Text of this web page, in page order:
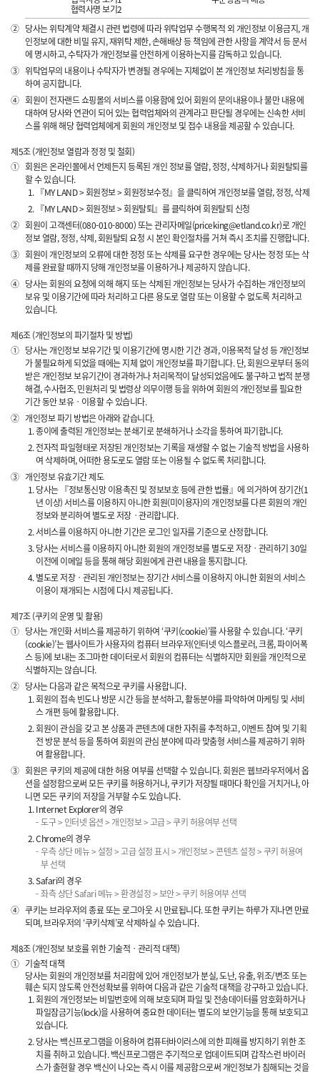
협력사명 보기2
② 당사는 위탁계약 체결시 관련 법령에 따라 위탁업무 수행목적 외 개인정보 이용금지, 개
인정보에 대한 비밀 유지, 재위탁 제한, 손해배상 등 책임에 관한 사항을 계약서 등 문서
에 명시하고, 수탁자가 개인정보를 안전하게 이용하는지를 감독하고 있습니다.
③ 위탁업무의 내용이나 수탁자가 변경될 경우에는 지체없이 본 개인정보 처리방침을 통
하여 공지합니다.
④ 회원이 전자랜드 쇼핑몰의 서비스를 이용함에 있어 회원의 문의내용이나 불만 내용에
대하여 당사와 연관이 되어 있는 협력업체와의 관계라고 판단될 경우에는 신속한 서비
스를 위해 해당 협력업체에게 회원의 개인정보 및 접수 내용을 제공할 수 있습니다.
제5조 (개인정보 열람과 정정 및 철회)
① 회원은 온라인몰에서 언제든지 등록된 개인 정보를 열람, 정정, 삭제하거나 회원탈퇴를
할 수 있습니다.
『MY LAND > 회원정보 > 회원정보수정』을 클릭하여 개인정보를 열람, 정정, 삭제
『MY LAND > 회원정보 > 회원탈퇴』를 클릭하여 회원탈퇴 신청
② 회원이 고객센터(080-010-8000) 또는 관리자메일(priceking@etland.co.kr)로 개인
정보 열람, 정정, 삭제, 회원탈퇴 요청 시 본인 확인절차를 거쳐 즉시 조치를 진행합니다.
③ 회원이 개인정보의 오류에 대한 정정 또는 삭제를 요구한 경우에는 당사는 정정 또는 삭
제를 완료할 때까지 당해 개인정보를 이용하거나 제공하지 않습니다.
④ 당사는 회원의 요청에 의해 해지 또는 삭제된 개인정보는 당사가 수집하는 개인정보의
보유 및 이용기간에 따라 처리하고 다른 용도로 열람 또는 이용할 수 없도록 처리하고
있습니다.
제6조 (개인정보의 파기절차 및 방법)
① 당사는 개인정보 보유기간 및 이용기간에 명시한 기간 경과, 이용목적 달성 등 개인정보
가 불필요하게 되었을 때에는 지체 없이 개인정보를 파기합니다. 단, 회원으로부터 동의
받은 개인정보 보유기간이 경과하거나 처리목적이 달성되었음에도 불구하고 법적 분쟁
해결, 수사협조, 민원처리 및 법령상 의무이행 등을 위하여 회원의 개인정보를 필요한
기간 동안 보유ㆍ이용할 수 있습니다.
② 개인정보 파기 방법은 아래와 같습니다.
종이에 출력된 개인정보는 분쇄기로 분쇄하거나 소각을 통하여 파기합니다.
전자적 파일형태로 저장된 개인정보는 기록을 재생할 수 없는 기술적 방법을 사용하
여 삭제하며, 어떠한 용도로도 열람 또는 이용될 수 없도록 처리합니다.
③ 개인정보 유효기간 제도
당사는 『정보통신망 이용촉진 및 정보보호 등에 관한 법률』에 의거하여 장기간(1
년 이상) 서비스를 이용하지 아니한 회원(미이용자)의 개인정보를 다른 회원의 개인
정보와 분리하여 별도로 저장ㆍ관리합니다.
서비스를 이용하지 아니한 기간은 로그인 일자를 기준으로 산정합니다.
당사는 서비스를 이용하지 아니한 회원의 개인정보를 별도로 저장ㆍ관리하기 30일
이전에 이메일 등을 통해 해당 회원에게 관련 내용을 통지합니다.
별도로 저장ㆍ관리된 개인정보는 장기간 서비스를 이용하지 아니한 회원의 서비스
이용이 재개되는 시점에 다시 제공됩니다.
제7조 (쿠키의 운영 및 활용)
① 당사는 개인화 서비스를 제공하기 위하여 ‘쿠키(cookie)’를 사용할 수 있습니다. ‘쿠키
(cookie)’는 웹사이트가 사용자의 컴퓨터 브라우저(인터넷 익스플로러, 크롬, 파이어폭
스 등)에 보내는 조그마한 데이터로서 회원의 컴퓨터는 식별하지만 회원을 개인적으로
식별하지는 않습니다.
② 당사는 다음과 같은 목적으로 쿠키를 사용합니다.
회원의 접속 빈도나 방문 시간 등을 분석하고, 활동분야를 파악하여 마케팅 및 서비
스 개편 등에 활용합니다.
회원이 관심을 갖고 본 상품과 콘텐츠에 대한 자취를 추적하고, 이벤트 참여 및 기획
전 방문 분석 등을 통하여 회원의 관심 분야에 따라 맞춤형 서비스를 제공하기 위하
여 활용합니다.
③ 회원은 쿠키의 제공에 대한 허용 여부를 선택할 수 있습니다. 회원은 웹브라우저에서 옵
션을 설정함으로써 모든 쿠키를 허용하거나, 쿠키가 저장될 때마다 확인을 거치거나, 아
니면 모든 쿠키의 저장을 거부할 수도 있습니다.
Internet Explorer의 경우
도구 > 인터넷 옵션 > 개인정보 > 고급 > 쿠키 허용여부 선택
Chrome의 경우
우측 상단 메뉴 > 설정 > 고급 설정 표시 > 개인정보 > 콘텐츠 설정 > 쿠키 허용여
부 선택
Safari의 경우
좌측 상단 Safari 메뉴 > 환경설정 > 보안 > 쿠키 허용여부 선택
④ 쿠키는 브라우저의 종료 또는 로그아웃 시 만료됩니다. 또한 쿠키는 하루가 지나면 만료
되며, 브라우저의 ‘쿠키삭제’로 삭제하실 수 있습니다.
제8조 (개인정보 보호를 위한 기술적ㆍ관리적 대책)
① 기술적 대책
당사는 회원의 개인정보를 처리함에 있어 개인정보가 분실, 도난, 유출, 위조/변조 또는
훼손 되지 않도록 안전성확보를 위하여 다음과 같은 기술적 대책을 강구하고 있습니다.
회원의 개인정보는 비밀번호에 의해 보호되며 파일 및 전송데이터를 암호화하거나
파일잠금기능(lock)을 사용하여 중요한 데이터는 별도의 보안기능을 통해 보호되고
있습니다.
당사는 백신프로그램을 이용하여 컴퓨터바이러스에 의한 피해를 방지하기 위한 조
치를 취하고 있습니다. 백신프로그램은 주기적으로 업데이트되며 갑작스런 바이러
스가 출현할 경우 백신이 나오는 즉시 이를 제공함으로써 개인정보가 침해되는 것을